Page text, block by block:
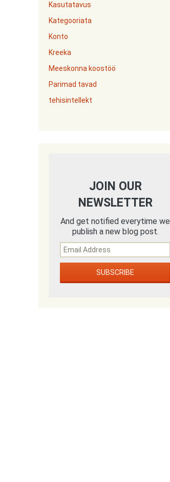
Kasutatavus
Kategooriata
Konto
Kreeka
Meeskonna koostöö
Parimad tavad
tehisintellekt
JOIN OUR
NEWSLETTER
And get notified everytime we
publish a new blog post.